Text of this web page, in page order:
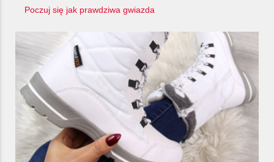
Poczuj się jak prawdziwa gwiazda